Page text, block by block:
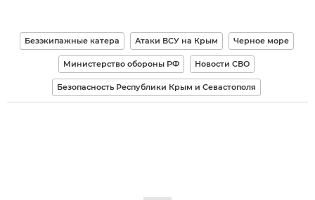
Безэкипажные катера Атаки ВСУ на Крым Черное море
Министерство обороны РФ Новости СВО
Безопасность Республики Крым и Севастополя